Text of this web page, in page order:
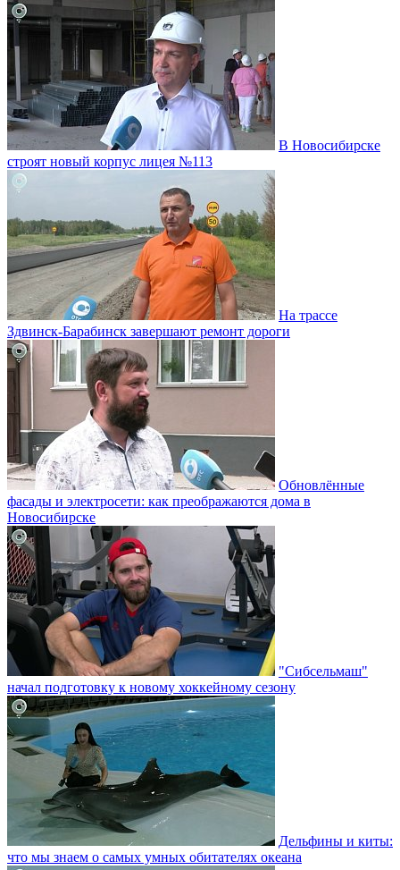
В Новосибирске
строят новый корпус лицея №113
На трассе
Здвинск-Барабинск завершают ремонт дороги
Обновлённые
фасады и электросети: как преображаются дома в
Новосибирске
"Сибсельмаш"
начал подготовку к новому хоккейному сезону
Дельфины и киты:
что мы знаем о самых умных обитателях океана